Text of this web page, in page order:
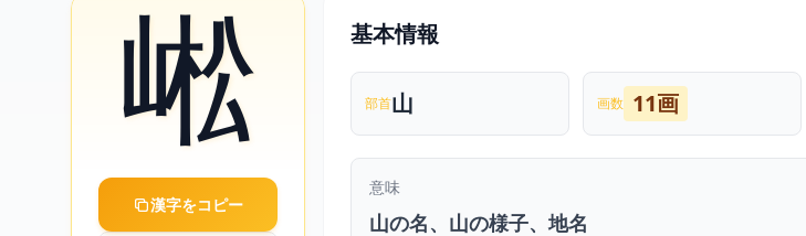
㟣
漢字をコピー
基本情報
部首山 画数 11画
意味
山の名、山の様子、地名